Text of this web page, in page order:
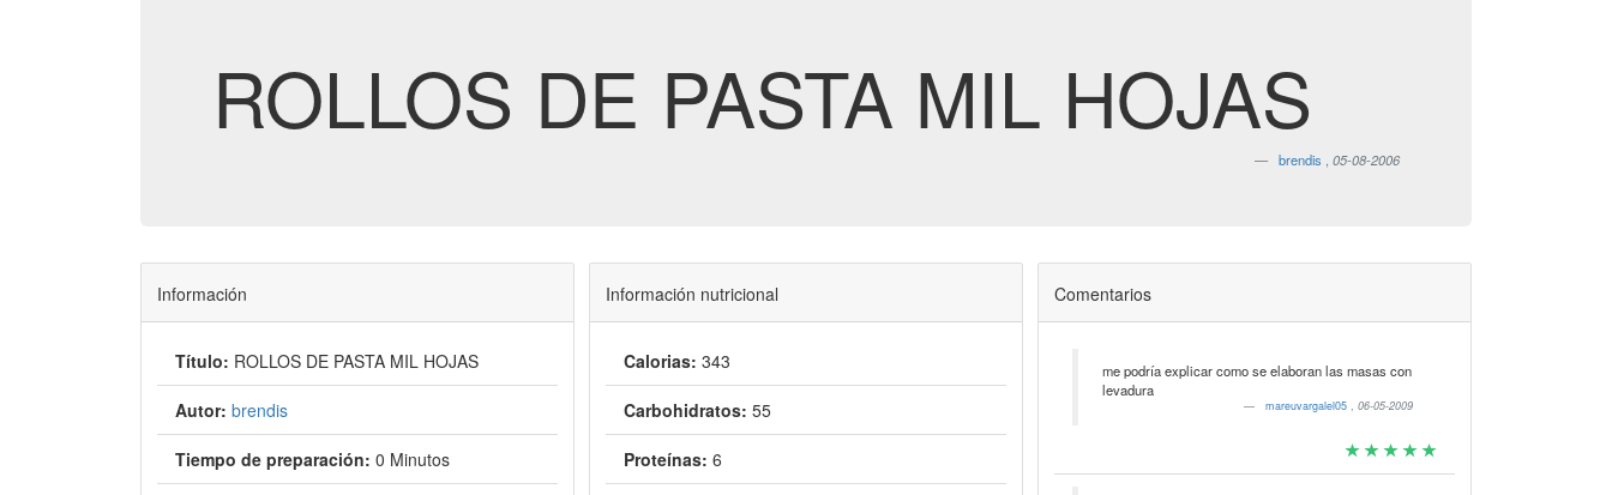
ROLLOS DE PASTA MIL HOJAS
brendis 05-08-2006
Información
Título: ROLLOS DE PASTA MIL HOJAS
Autor: brendis
Tiempo de preparación: 0 Minutos
Información nutricional
Calorias: 343
Carbohidratos: 55
Proteínas: 6
Comentarios
me podría explicar como se elaboran las masas con
levadura
mareuvargalel05,06-05-2009